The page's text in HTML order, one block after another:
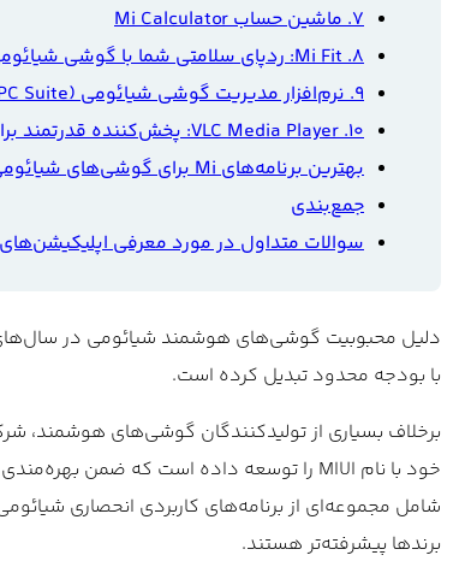
۷. ماشین حساب Mi Calculator
۸. Mi Fit: ردپای سلامتی شما با گوشی شیائومی (Xiaomi)
۹. نرم‌افزار مدیریت گوشی شیائومی (Xiaomi Mi PC Suite)
۱۰. VLC Media Player: پخش‌کننده قدرتمند برای گوشی‌های شیائومی
بهترین برنامه‌های Mi برای گوشی‌های شیائومی
جمع‌بندی
سوالات متداول در مورد معرفی
دلیل محبوبیت گوشی‌های هوشمند شیائومی در سال‌های
با بودجه محدود تبدیل کرده است.
برخلاف بسیاری از تولیدکنندگان گوشی‌های هوشمند،
شامل مجموعه‌ای از برنامه‌های کاربردی انحصاری
برندها پیشرفته‌تر هستند.